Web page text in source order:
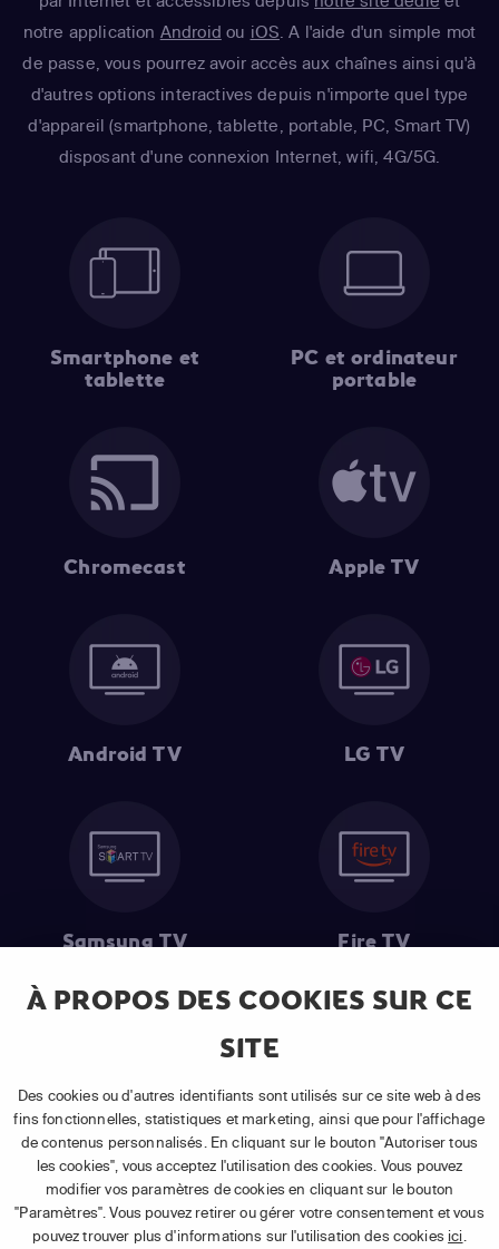
À PROPOS DES COOKIES SUR CE
SITE
Des cookies ou d'autres identifiants sont utilisés sur ce site web à des
fins fonctionnelles, statistiques et marketing, ainsi que pour l'affichage
de contenus personnalisés. En cliquant sur le bouton "Autoriser tous
les cookies", vous acceptez l'utilisation des cookies. Vous pouvez
modifier vos paramètres de cookies en cliquant sur le bouton
"Paramètres". Vous pouvez retirer ou gérer votre consentement et vous
pouvez trouver plus d'informations sur l'utilisation des cookies ici
notre application Android ou iOS . A l'aide d'un simple mot
de passe, vous pourrez avoir accès aux chaînes ainsi qu'à
d'autres options interactives depuis n'importe quel type
d'appareil (smartphone, tablette, portable, PC, Smart TV)
disposant d'une connexion Internet, wifi, 4G/5G.
Smartphone et
tablette
PC et ordinateur
portable
Chromecast Apple TV
Android TV LG TV
Samsung TV Fire TV
souscription à un abonnement APP TV Basic.
(2) Prix de l'abonnement : TVA comprise, hors promotion, hors frais
uniques d'activation, hors frais de matériel et hors frais d'installation.
(3) Restart & Replay:Voir toutes les chaînes disposant de cette
fonctionnalité.